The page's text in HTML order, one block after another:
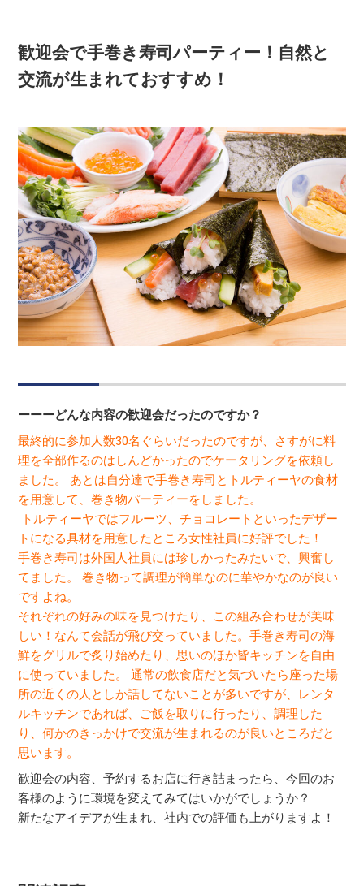
歓迎会で手巻き寿司パーティー！自然と
交流が生まれておすすめ！
ーーーどんな内容の歓迎会だったのですか？
最終的に参加人数30名ぐらいだったのですが、さすがに料
理を全部作るのはしんどかったのでケータリングを依頼し
ました。 あとは自分達で手巻き寿司とトルティーヤの食材
を用意して、巻き物パーティーをしました。
トルティーヤではフルーツ、チョコレートといったデザー
トになる具材を用意したところ女性社員に好評でした！
手巻き寿司は外国人社員には珍しかったみたいで、興奮し
てました。 巻き物って調理が簡単なのに華やかなのが良い
ですよね。
それぞれの好みの味を見つけたり、この組み合わせが美味
しい！なんて会話が飛び交っていました。手巻き寿司の海
鮮をグリルで炙り始めたり、思いのほか皆キッチンを自由
に使っていました。 通常の飲食店だと気づいたら座った場
所の近くの人としか話してないことが多いですが、レンタ
ルキッチンであれば、ご飯を取りに行ったり、調理した
り、何かのきっかけで交流が生まれるのが良いところだと
思います。
歓迎会の内容、予約するお店に行き詰まったら、今回のお
客様のように環境を変えてみてはいかがでしょうか？
新たなアイデアが生まれ、社内での評価も上がりますよ！